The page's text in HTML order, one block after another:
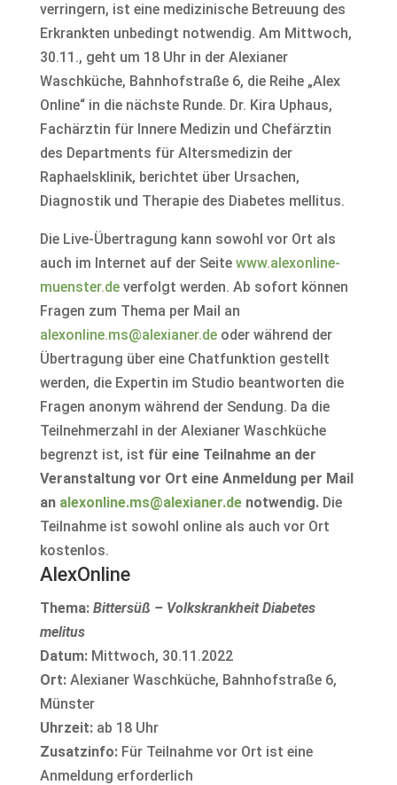
verringern, ist eine medizinische Betreuung des
Erkrankten unbedingt notwendig. Am Mittwoch,
30.11., geht um 18 Uhr in der Alexianer
Waschküche, Bahnhofstraße 6, die Reihe „Alex
Online“ in die nächste Runde. Dr. Kira Uphaus,
Fachärztin für Innere Medizin und Chefärztin
des Departments für Altersmedizin der
Raphaelsklinik, berichtet über Ursachen,
Diagnostik und Therapie des Diabetes mellitus.
Die Live-Übertragung kann sowohl vor Ort als
auch im Internet auf der Seite www.alexonline-
muenster.deverfolgt werden. Ab sofort können
Fragen zum Thema per Mail an
alexonline.ms@alexianer.deoder während der
Übertragung über eine Chatfunktion gestellt
werden, die Expertin im Studio beantworten die
Fragen anonym während der Sendung. Da die
Teilnehmerzahl in der Alexianer Waschküche
begrenzt ist, ist für eine Teilnahme an der
Veranstaltung vor Ort eine Anmeldung per Mail
an alexonline.ms@alexianer.denotwendig.Die
Teilnahme ist sowohl online als auch vor Ort
kostenlos.
AlexOnline
Thema: Bittersüß – Volkskrankheit Diabetes
melitus
Datum:Mittwoch, 30.11.2022
Ort:Alexianer Waschküche, Bahnhofstraße 6,
Münster
Uhrzeit:ab 18 Uhr
Zusatzinfo:Für Teilnahme vor Ort ist eine
Anmeldung erforderlich